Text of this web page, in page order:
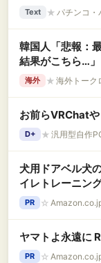
Text ★ パチンコ
韓国人「悲報：
結果がこちら…
韓国の反応
海外 ★ 海外トー
お前らVRChat
D+ ★ 汎用型自作
犬用ドアベル犬
イレトレーニン
わんわん ドア用
ングベル ペット
PR ☆
ヤマトよ永遠に
PR ☆